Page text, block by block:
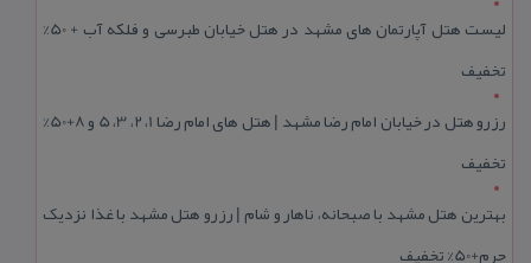
لیست هتل آپارتمان های مشهد در هتل خیابان طبرسی و فلکه آب + 50%
تخفیف
رزرو هتل در خیابان امام رضا مشهد | هتل‌ های امام رضا 1، 2، 3، 5 و 8+50%
تخفیف
بهترین هتل مشهد با صبحانه، ناهار و شام | رزرو هتل مشهد با غذا نزدیک
حرم+50% تخفیف